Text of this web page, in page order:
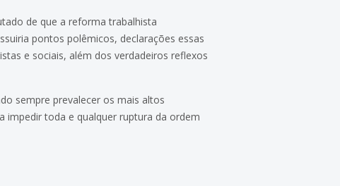
de que a reforma trabalhista
pontos polêmicos, declarações essas
e sociais, além dos verdadeiros reflexos
sempre prevalecer os mais altos
impedir toda e qualquer ruptura da ordem